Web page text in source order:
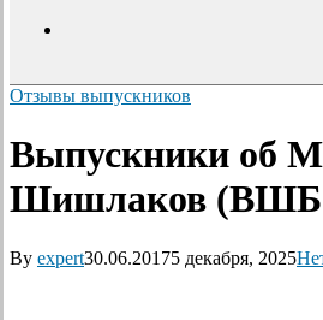
Отзывы выпускников
Выпускники об
Шишлаков
By expert30.06.20175 декабря, 2025